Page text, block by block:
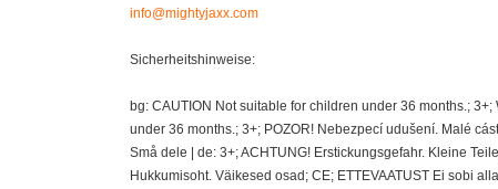
info@mightyjaxx.com
Sicherheitshinweise:
bg: CAUTION Not suitable for children under 36 months.;
under 36 months.; 3+; POZOR! Nebezpecí udušení. Malé
Små dele | de: 3+; ACHTUNG! Erstickungsgefahr. Kleine
Hukkumisoht. Väikesed osad; CE; ETTEVAATUST Ei sobi